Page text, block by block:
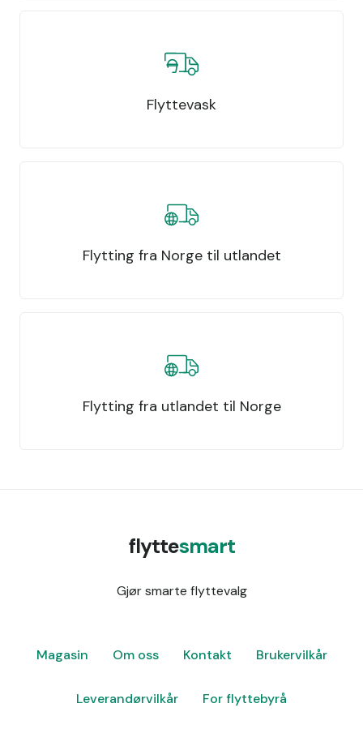
Flyttevask
Flytting fra Norge til utlandet
Flytting fra utlandet til Norge
flyttesmart
Gjør smarte flyttevalg
Magasin Om oss Kontakt Brukervilkår
Leverandørvilkår For flyttebyrå